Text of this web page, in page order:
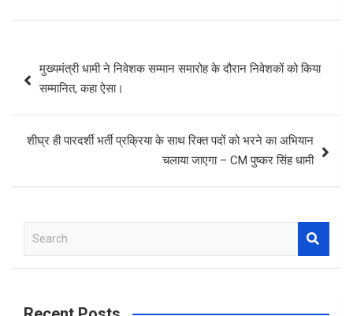
navigation
मुख्यमंत्री धामी ने निवेशक सम्मान समारोह के दौरान निवेशकों को किया
सम्मानित, कहा ऐसा।
शीघ्र ही पारदर्शी भर्ती प्रक्रिया के साथ रिक्त पदों को भरने का अभियान
चलाया जाएगा – CM पुष्कर सिंह धामी
a
c